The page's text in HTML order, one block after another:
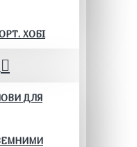
ХОБІ
ДЛЯ